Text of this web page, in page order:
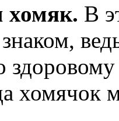
хомяк. В
хомячок